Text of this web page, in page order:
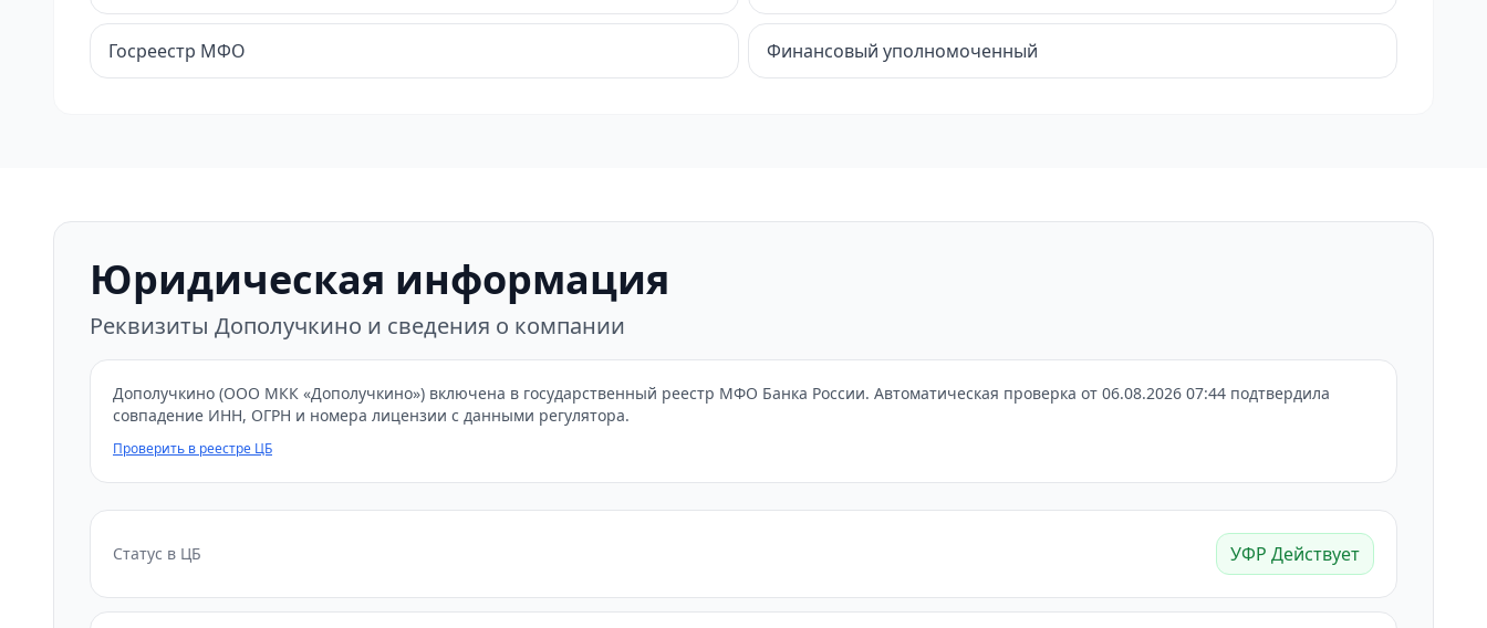
Госреестр МФО Финансовый уполномоченный
Юридическая информация
Реквизиты Дополучкино и сведения о компании
Дополучкино (ООО МКК «Дополучкино») включена в государственный реестр МФО Банка России. Автоматическая проверка от 06.08.2026 07:44 подтвердила
совпадение ИНН, ОГРН и номера лицензии с данными регулятора.
Проверить в реестре ЦБ
Статус в ЦБ УФР Действует